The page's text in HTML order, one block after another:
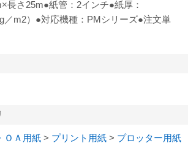
長さ25m●紙管：2インチ●紙厚：
／m2）●対応機種：PMシリーズ●注文単
ＯＡ用紙 > プリント用紙 > プロッター用紙